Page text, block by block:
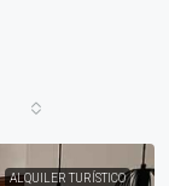
ALQUILER TURÍSTICO